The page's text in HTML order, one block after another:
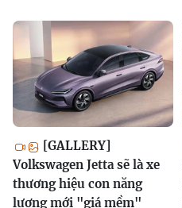
[GALLERY]
Volkswagen Jetta sẽ là xe
thương hiệu con năng
lượng mới "giá mềm"